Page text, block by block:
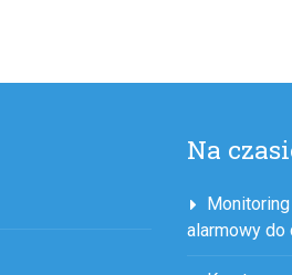
Na
alarmowy do